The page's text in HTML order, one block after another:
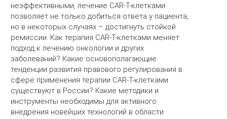
неэффективными, лечение CAR-T-клетками
позволяет не только добиться ответа у пациента,
но в некоторых случаях – достигнуть стойкой
ремиссии. Как терапия CAR-T-клетками меняет
подход к лечению онкологии и других
заболеваний? Какие основополагающие
тенденции развития правового регулирования в
сфере применения терапии CAR-T-клетками
существуют в России? Какие методики и
инструменты необходимы для активного
внедрения новейших технологий в области